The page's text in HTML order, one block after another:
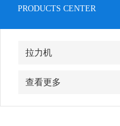
PRODUCTS CENTER
拉力机
查看更多